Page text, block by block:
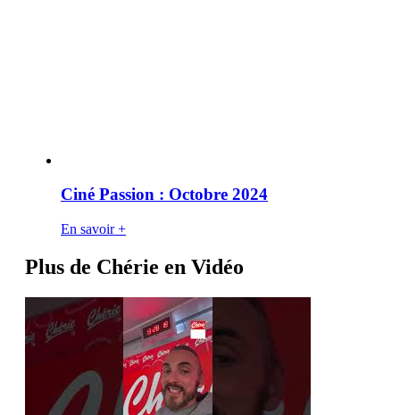
Ciné Passion : Octobre 2024
En savoir +
Plus de Chérie en Vidéo